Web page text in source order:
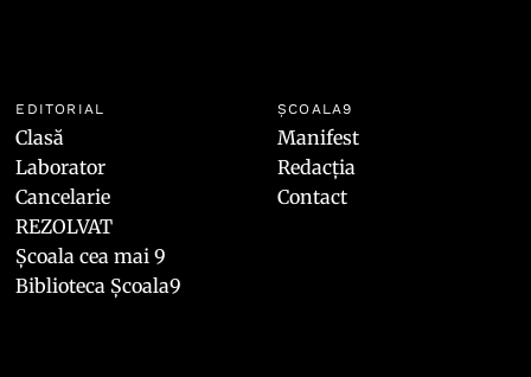
EDITORIAL
Clasă
Laborator
Cancelarie
REZOLVAT
Școala cea mai 9
Biblioteca Școala9
ȘCOALA9
Manifest
Redacția
Contact